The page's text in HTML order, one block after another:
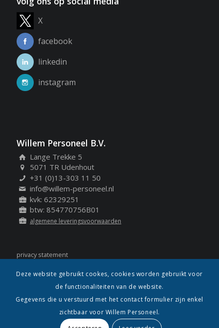
X
facebook
linkedin
instagram
Willem Personeel B.V.
Lange Trekke 5
5071 TR Udenhout
+31 (0)13-303 11 50
info@willem-personeel.nl
kvk: 62329251
btw: 854770756B01
algemene leveringsvoorwaarden
privacy statement
Deze website gebruikt cookes, cookies worden gebruikt voor
de functionaliteiten van de website.
Gegevens die u verstuurd met het contact formulier zijn enkel
zichtbaar voor Willem Personeel.